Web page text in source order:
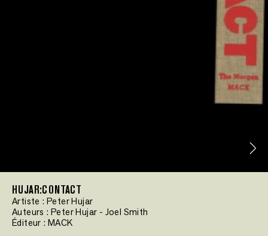
HUJAR:CONTACT
Artiste : Peter Hujar
Auteurs :Peter Hujar - Joel Smith
Éditeur :MACK